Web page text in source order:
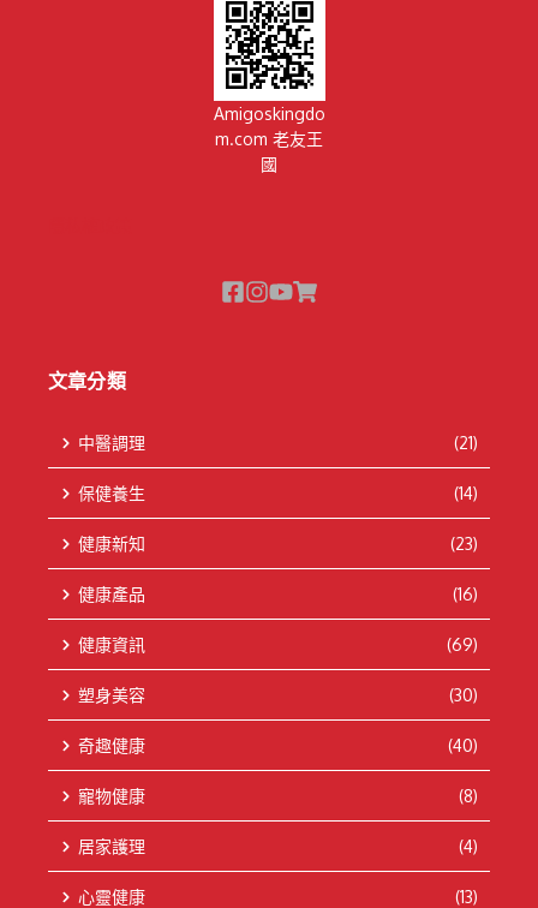
Amigoskingdo
m.com 老友王
國
文章分類
中醫調理 (21)
保健養生 (14)
健康新知 (23)
健康產品 (16)
健康資訊 (69)
塑身美容 (30)
奇趣健康 (40)
寵物健康 (8)
居家護理 (4)
心靈健康 (13)